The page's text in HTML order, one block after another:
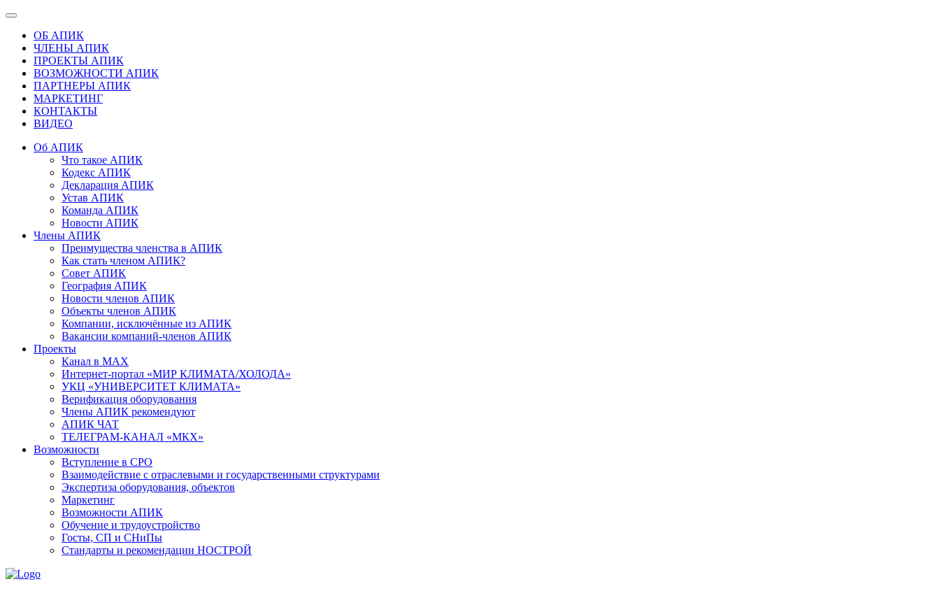
ОБ АПИК
ЧЛЕНЫ АПИК
ПРОЕКТЫ АПИК
ВОЗМОЖНОСТИ АПИК
ПАРТНЕРЫ АПИК
МАРКЕТИНГ
КОНТАКТЫ
ВИДЕО
Об АПИК
Что такое АПИК
Кодекс АПИК
Декларация АПИК
Устав АПИК
Команда АПИК
Новости АПИК
Члены АПИК
Преимущества членства в АПИК
Как стать членом АПИК?
Совет АПИК
География АПИК
Новости членов АПИК
Объекты членов АПИК
Компании, исключённые из АПИК
Вакансии компаний-членов АПИК
Проекты
Канал в MAX
Интернет-портал «МИР КЛИМАТА/ХОЛОДА»
УКЦ «УНИВЕРСИТЕТ КЛИМАТА»
Верификация оборудования
Члены АПИК рекомендуют
АПИК ЧАТ
ТЕЛЕГРАМ-КАНАЛ «МКХ»
Возможности
Вступление в СРО
Взаимодействие с отраслевыми и государственными структурами
Экспертиза оборудования, объектов
Маркетинг
Возможности АПИК
Обучение и трудоустройство
Госты, СП и СНиПы
Стандарты и рекомендации НОСТРОЙ